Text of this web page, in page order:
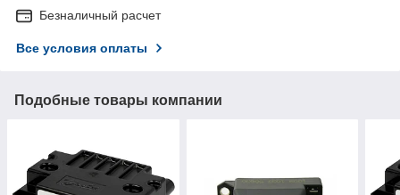
Безналичный расчет
Все условия оплаты
Подобные товары компании